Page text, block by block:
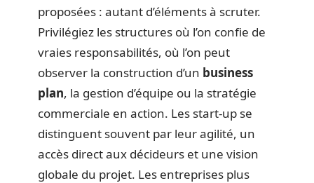
proposées : autant d’éléments à scruter.
Privilégiez les structures où l’on confie de
vraies responsabilités, où l’on peut
observer la construction d’un business
plan, la gestion d’équipe ou la stratégie
commerciale en action. Les start-up se
distinguent souvent par leur agilité, un
accès direct aux décideurs et une vision
globale du projet. Les entreprises plus